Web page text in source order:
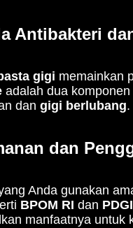
Antibakteri
gigi memainkan
adalah dua
dan gigi berlubang.
dan
Anda gunakan
BPOM RI dan PDGI
manfaatnya untuk